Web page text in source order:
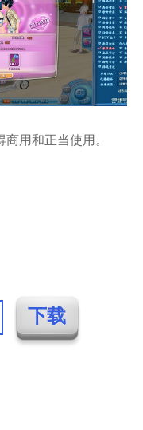
用和正当使用。